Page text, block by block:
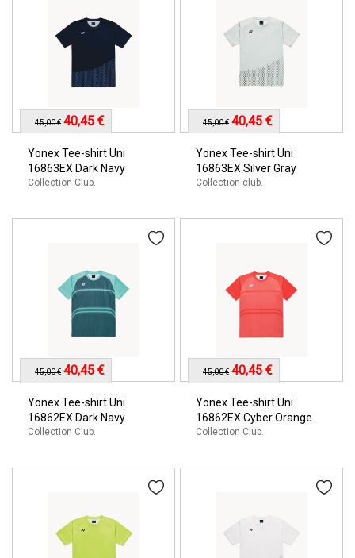
Yonex Tee-shirt Uni
16863EX Dark Navy
Collection Club.
45,00 € 40,45 €
Yonex Tee-shirt Uni
16863EX Silver Gray
Collection club.
45,00 € 40,45 €
Yonex Tee-shirt Uni
16862EX Dark Navy
Collection Club.
45,00 € 40,45 €
Yonex Tee-shirt Uni
16862EX Cyber Orange
Collection Club.
45,00 € 40,45 €